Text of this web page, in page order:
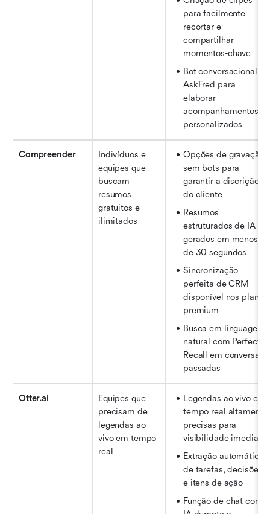
para facilmente
recortar e
compartilhar
momentos-chave
Bot conversacional
AskFred para
elaborar
acompanhamentos
personalizados
Compreender
Indivíduos e
equipes que
buscam
resumos
gratuitos e
ilimitados
Opções de gravação
sem bots para
garantir a discrição
do cliente
Resumos
estruturados de IA
gerados em menos
de 30 segundos
Sincronização
perfeita de CRM
disponível nos planos
premium
Busca em linguagem
natural com Perfect
Recall em conversas
passadas
Otter.ai
Equipes que
precisam de
legendas ao
vivo em tempo
real
Legendas ao vivo em
tempo real altamente
precisas para
visibilidade imediata
Extração automática
de tarefas, decisões
e itens de ação
Função de chat com